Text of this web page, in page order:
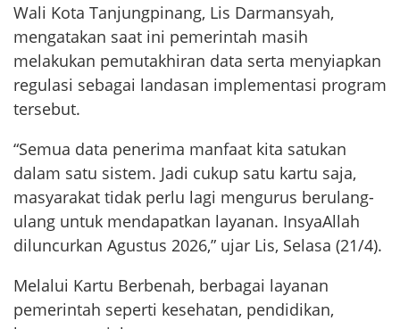
Wali Kota Tanjungpinang, Lis Darmansyah,
mengatakan saat ini pemerintah masih
melakukan pemutakhiran data serta menyiapkan
regulasi sebagai landasan implementasi program
tersebut.
“Semua data penerima manfaat kita satukan
dalam satu sistem. Jadi cukup satu kartu saja,
masyarakat tidak perlu lagi mengurus berulang-
ulang untuk mendapatkan layanan. InsyaAllah
diluncurkan Agustus 2026,” ujar Lis, Selasa (21/4).
Melalui Kartu Berbenah, berbagai layanan
pemerintah seperti kesehatan, pendidikan,